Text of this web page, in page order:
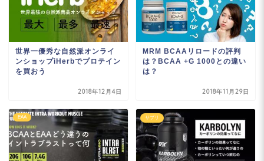
世界一優秀な自然派オンライ
ンショップiHerbでプロテイン
を買おう
2018年12月4日
MRM BCAAリロードの評判
は？BCAA +G 1000との違い
は？
2018年11月29日
EAA サプリ